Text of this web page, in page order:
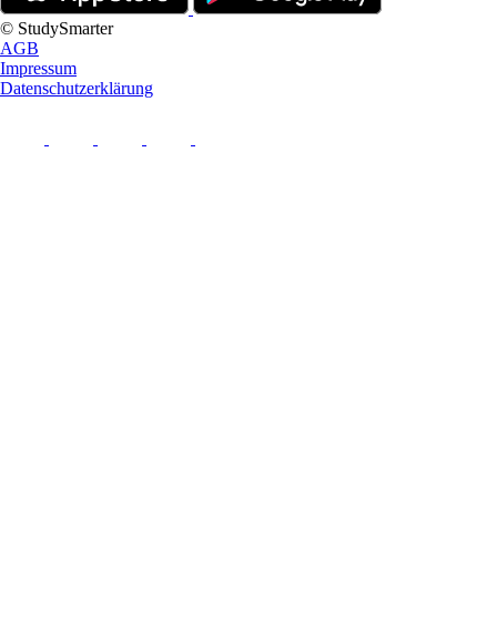
© StudySmarter
AGB
Impressum
Datenschutzerklärung